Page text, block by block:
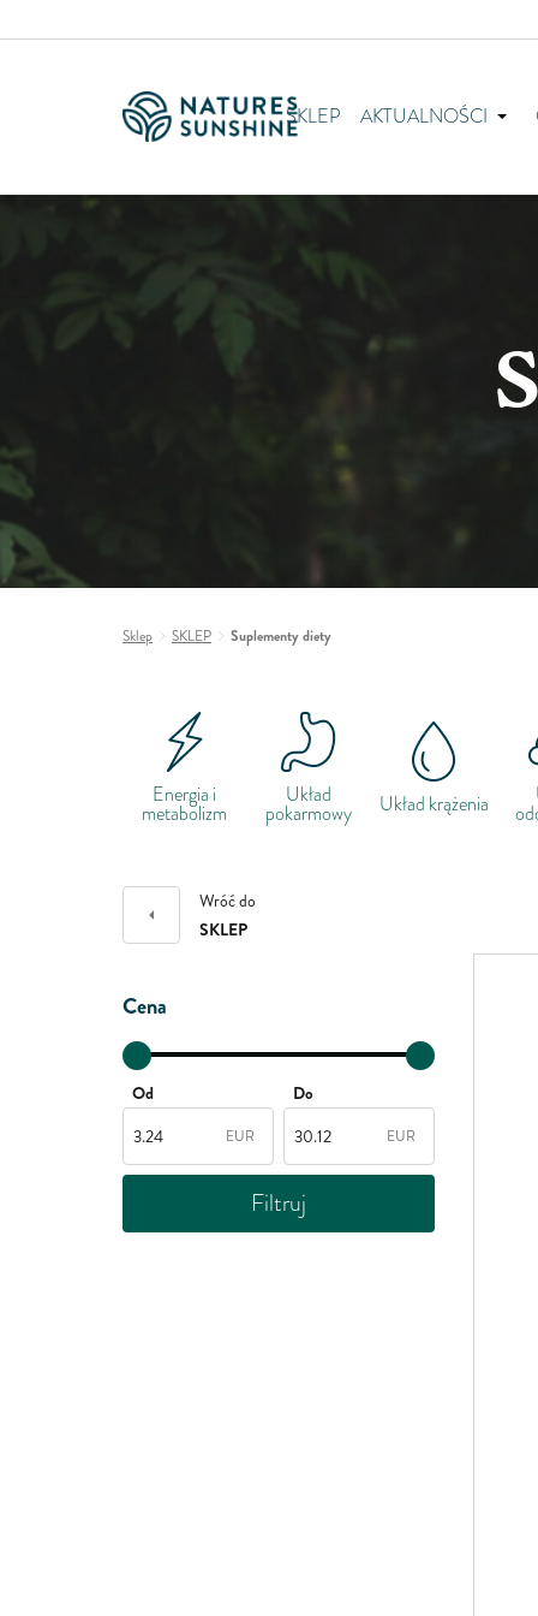
SKLEP AKTUALNOŚCI
Sklep SKLEP Suplementy diety
Energia i
metabolizm
Układ
pokarmowy Układ krążenia
Wróć do
SKLEP
Cena
Od
EUR
Do
EUR